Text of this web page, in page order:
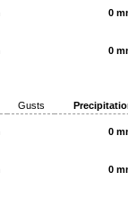
0
0
Gusts
0
0